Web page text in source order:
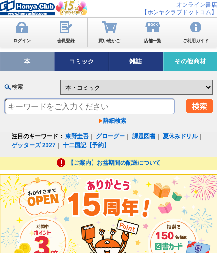
オンライン書店
【ホンヤクラブドットコム】
ログイン 会員登録 買い物かご 店舗一覧 ご利用ガイド
本 コミック 雑誌 その他商材
検索
詳細検索
注目のキーワード： 東野圭吾 グローグー ｜課題図書 ｜夏休みドリル｜
ゲッターズ 2027 ｜十二国記【予約】
【ご案内】お盆期間の配送について